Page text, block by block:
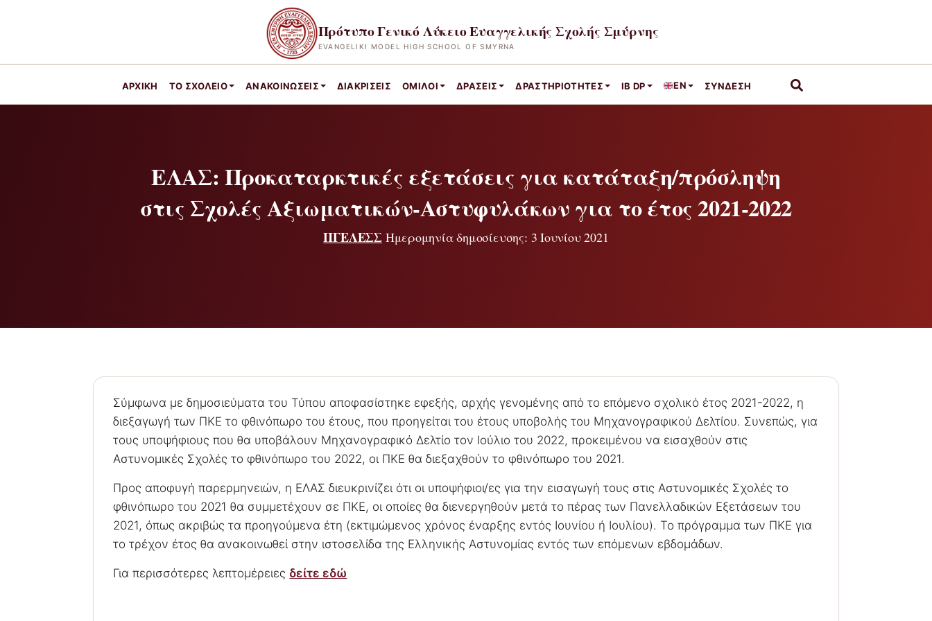
Πρότυπο Γενικό Λύκειο Ευαγγελικής Σχολής Σμύρνης
EVANGELIKI MODEL HIGH SCHOOL OF SMYRNA
ΑΡΧΙΚΉ ΤΟ ΣΧΟΛΕΊΟ ΑΝΑΚΟΙΝΩΣΕΙΣ ΔΙΑΚΡΊΣΕΙΣ ΌΜΙΛΟΙ ΔΡΆΣΕΙΣ ΔΡΑΣΤΗΡΙΌΤΗΤΕΣ IB DP EN ΣΎΝΔΕΣΗ
ΕΛΑΣ: Προκαταρκτικές εξετάσεις για κατάταξη/πρόσληψη
στις Σχολές Αξιωματικών-Αστυφυλάκων για το έτος 2021-2022
ΠΓΕΛΕΣΣΗμερομηνία δημοσίευσης: 3 Ιουνίου 2021
Σύμφωνα με δημοσιεύματα του Τύπου αποφασίστηκε εφεξής, αρχής γενομένης από το επόμενο σχολικό έτος 2021-2022, η
διεξαγωγή των ΠΚΕ το φθινόπωρο του έτους, που προηγείται του έτους υποβολής του Μηχανογραφικού Δελτίου. Συνεπώς, για
τους υποψήφιους που θα υποβάλουν Μηχανογραφικό Δελτίο τον Ιούλιο του 2022, προκειμένου να εισαχθούν στις
Αστυνομικές Σχολές το φθινόπωρο του 2022, οι ΠΚΕ θα διεξαχθούν το φθινόπωρο του 2021.
Προς αποφυγή παρερμηνειών, η ΕΛΑΣ διευκρινίζει ότι οι υποψήφιοι/ες για την εισαγωγή τους στις Αστυνομικές Σχολές το
φθινόπωρο του 2021 θα συμμετέχουν σε ΠΚΕ, οι οποίες θα διενεργηθούν μετά το πέρας των Πανελλαδικών Εξετάσεων του
2021, όπως ακριβώς τα προηγούμενα έτη (εκτιμώμενος χρόνος έναρξης εντός Ιουνίου ή Ιουλίου). Το πρόγραμμα των ΠΚΕ για
το τρέχον έτος θα ανακοινωθεί στην ιστοσελίδα της Ελληνικής Αστυνομίας εντός των επόμενων εβδομάδων.
Για περισσότερες λεπτομέρειες δείτε εδώ